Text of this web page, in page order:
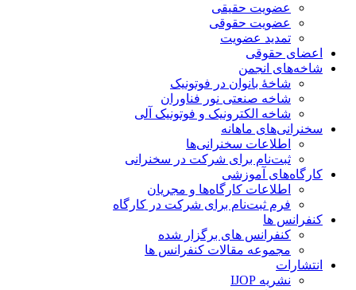
عضویت حقیقی
عضویت حقوقی
تمدید عضویت
اعضای حقوقی
شاخه‌های انجمن
شاخۀ بانوان در فوتونیک
شاخه صنعتی نور فناوران
شاخه‌ الکترونیک و فوتونیک آلی
سخنرانی‌های ماهانه
اطلاعات سخنرانی‌‌ها
ثبت‌نام برای شرکت در سخنرانی
کارگاه‌های آموزشی
اطلاعات کارگاه‌ها و مجریان
فرم ثبت‌نام برای شرکت در کارگاه
کنفرانس ها
کنفرانس های برگزار شده
مجموعه مقالات کنفرانس ها
انتشارات
نشریه IJOP